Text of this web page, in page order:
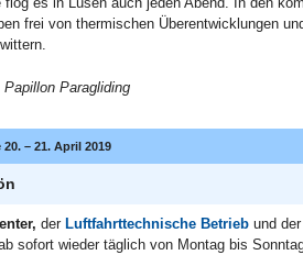
frei von thermischen Überentwicklungen
Paragliding
– 21. April 2019
der Luftfahrttechnische Betrieb und der
sofort wieder täglich von Montag bis